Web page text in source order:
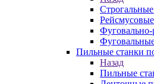
Фуговально-
Пильные станки
Назад
Пильные